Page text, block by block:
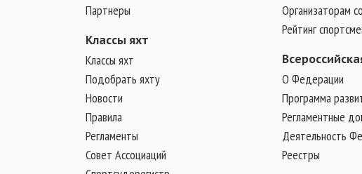
Партнеры
Классы яхт
Классы яхт
Подобрать яхту
Новости
Правила
Регламенты
Совет Ассоциаций
Организаторам
Рейтинг
О Федерации
Программа
Регламентные
Деятельность
Реестры